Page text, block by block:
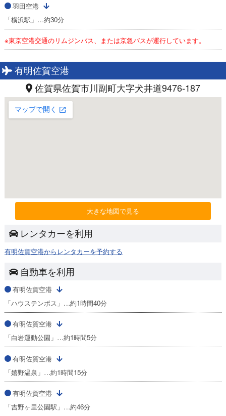
羽田空港
「横浜駅」…約30分
※東京空港交通のリムジンバス、または京急バスが運行しています。
有明佐賀空港
佐賀県佐賀市川副町大字犬井道9476-187
大きな地図で見る
レンタカーを利用
有明佐賀空港からレンタカーを予約する
自動車を利用
有明佐賀空港
「ハウステンボス」…約1時間40分
有明佐賀空港
「白岩運動公園」…約1時間5分
有明佐賀空港
「嬉野温泉」…約1時間15分
有明佐賀空港
「吉野ヶ里公園駅」…約46分